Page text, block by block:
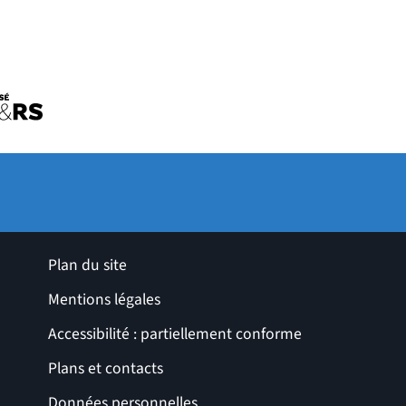
fenêtre)
de l'université
fenêtre)
utiles
Plan du site
Mentions légales
Accessibilité : partiellement conforme
Plans et contacts